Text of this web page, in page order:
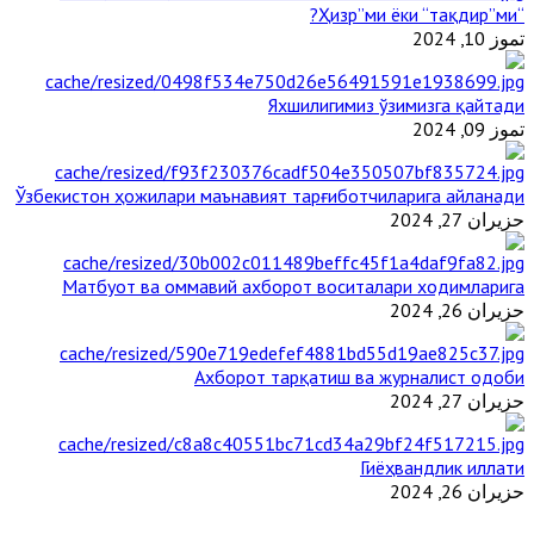
“Ҳизр”ми ёки “тақдир”ми?
تموز 10, 2024
Яхшилигимиз ўзимизга қайтади
تموز 09, 2024
Ўзбекистон ҳожилари маънавият тарғиботчиларига айланади
حزيران 27, 2024
Матбуот ва оммавий ахборот воситалари ходимларига
حزيران 26, 2024
Ахборот тарқатиш ва журналист одоби
حزيران 27, 2024
Гиёҳвандлик иллати
حزيران 26, 2024